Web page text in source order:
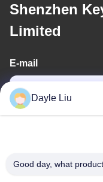
Shenzhen
Limited
E-mail
Dayle Liu
Good day, what